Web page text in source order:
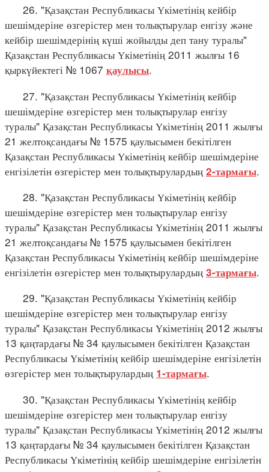
26. "Қазақстан Республикасы Үкіметінің кейбір
шешімдеріне өзгерістер мен толықтырулар енгізу және
кейбір шешімдерінің күші жойылды деп тану туралы"
Қазақстан Республикасы Үкіметінің 2011 жылғы 16
қыркүйектегі № 1067 қаулысы.
27. "Қазақстан Республикасы Үкіметінің кейбір
шешімдеріне өзгерістер мен толықтырулар енгізу
туралы" Қазақстан Республикасы Үкіметінің 2011 жылғы
21 желтоқсандағы № 1575 қаулысымен бекітілген
Қазақстан Республикасы Үкіметінің кейбір шешімдеріне
енгізілетін өзгерістер мен толықтырулардың 2-тармағы.
28. "Қазақстан Республикасы Үкіметінің кейбір
шешімдеріне өзгерістер мен толықтырулар енгізу
туралы" Қазақстан Республикасы Үкіметінің 2011 жылғы
21 желтоқсандағы № 1575 қаулысымен бекітілген
Қазақстан Республикасы Үкіметінің кейбір шешімдеріне
енгізілетін өзгерістер мен толықтырулардың 3-тармағы.
29. "Қазақстан Республикасы Үкіметінің кейбір
шешімдеріне өзгерістер мен толықтырулар енгізу
туралы" Қазақстан Республикасы Үкіметінің 2012 жылғы
13 қаңтардағы № 34 қаулысымен бекітілген Қазақстан
Республикасы Үкіметінің кейбір шешімдеріне енгізілетін
өзгерістер мен толықтырулардың 1-тармағы.
30. "Қазақстан Республикасы Үкіметінің кейбір
шешімдеріне өзгерістер мен толықтырулар енгізу
туралы" Қазақстан Республикасы Үкіметінің 2012 жылғы
13 қаңтардағы № 34 қаулысымен бекітілген Қазақстан
Республикасы Үкіметінің кейбір шешімдеріне енгізілетін